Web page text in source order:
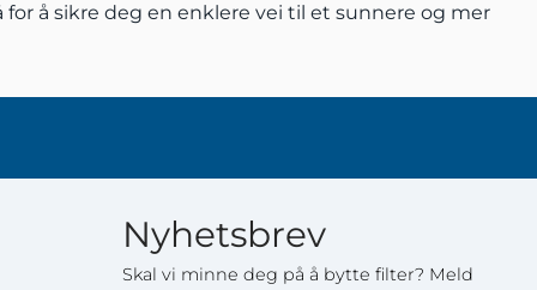
å sikre deg en enklere vei til et sunnere og mer
Nyhetsbrev
Skal vi minne deg på å bytte filter? Meld